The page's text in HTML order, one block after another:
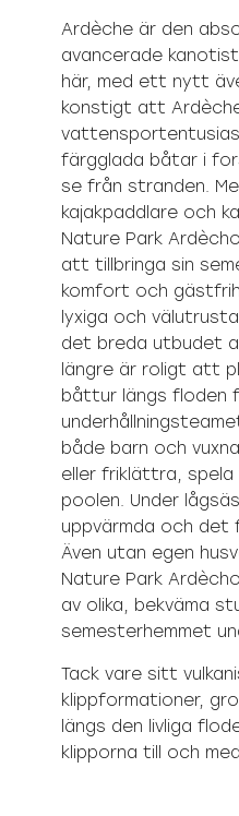
Ardèche är den
avancerade
här, med ett nytt
konstigt att
färgglada båtar i
se från stranden.
kajakpaddlare och
Nature Park
att tillbringa sin
komfort och
lyxiga och
det breda utbudet
längre är roligt att
båttur längs floden
både barn och
eller friklättra, spela
poolen. Under
uppvärmda och
Även utan egen
Nature Park
av olika, bekväma
semesterhemmet
Tack vare sitt
klippformationer,
längs den livliga
klipporna till och